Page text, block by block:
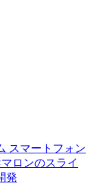
スマートフォン
ロンのスライ
発